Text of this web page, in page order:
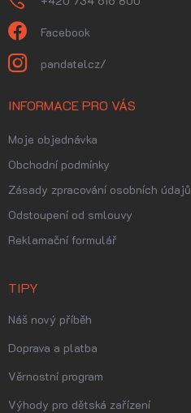
Facebook
pandatelcz/
INFORMACE PRO VÁS
Moje objednávka
Obchodní podmínky
Zásady zpracování osobních údajů
Odstoupení od smlouvy
Reklamační formulář
TIPY
Náš nový příběh
Doprava a platba
Věrnostní program
Výhody pro dětská zařízení